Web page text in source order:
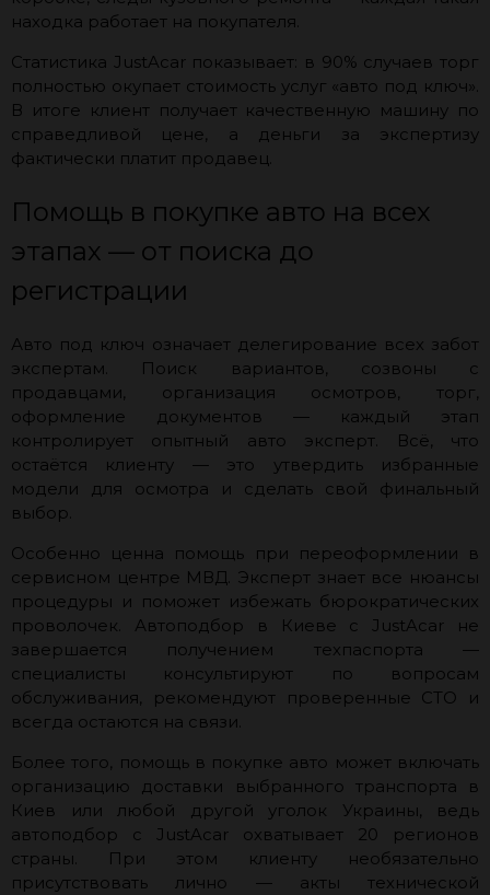
находка работает на покупателя.
Статистика JustAcar показывает: в 90% случаев торг
полностью окупает стоимость услуг «авто под ключ».
В итоге клиент получает качественную машину по
справедливой цене, а деньги за экспертизу
фактически платит продавец.
Помощь в покупке авто на всех
этапах — от поиска до
регистрации
Авто под ключ означает делегирование всех забот
экспертам. Поиск вариантов, созвоны с
продавцами, организация осмотров, торг,
оформление документов — каждый этап
контролирует опытный авто эксперт. Всё, что
остаётся клиенту — это утвердить избранные
модели для осмотра и сделать свой финальный
выбор.
Особенно ценна помощь при переоформлении в
сервисном центре МВД. Эксперт знает все нюансы
процедуры и поможет избежать бюрократических
проволочек. Автоподбор в Киеве с JustAcar не
завершается получением техпаспорта —
специалисты консультируют по вопросам
обслуживания, рекомендуют проверенные СТО и
всегда остаются на связи.
Более того, помощь в покупке авто может включать
организацию доставки выбранного транспорта в
Киев или любой другой уголок Украины, ведь
автоподбор с JustAcar охватывает 20 регионов
страны. При этом клиенту необязательно
присутствовать лично — акты технической